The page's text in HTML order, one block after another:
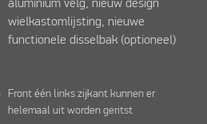
aluminium velg, nieuw design
wielkastomlijsting, nieuwe
functionele disselbak (optioneel)
Front één links zijkant kunnen er
helemaal uit worden geritst